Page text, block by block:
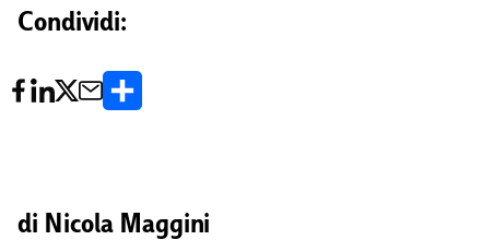
Condividi:
di Nicola Maggini